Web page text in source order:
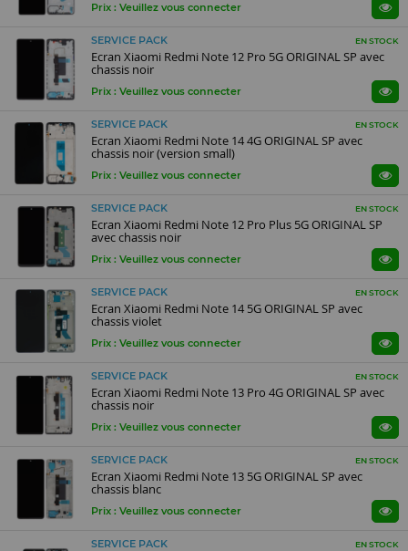
Prix : Veuillez vous connecter
SERVICE PACK EN STOCK
Ecran Xiaomi Redmi Note 12 Pro 5G ORIGINAL SP avec
chassis noir
Prix : Veuillez vous connecter
SERVICE PACK EN STOCK
Ecran Xiaomi Redmi Note 14 4G ORIGINAL SP avec
chassis noir (version small)
Prix : Veuillez vous connecter
SERVICE PACK EN STOCK
Ecran Xiaomi Redmi Note 12 Pro Plus 5G ORIGINAL SP
avec chassis noir
Prix : Veuillez vous connecter
SERVICE PACK EN STOCK
Ecran Xiaomi Redmi Note 14 5G ORIGINAL SP avec
chassis violet
Prix : Veuillez vous connecter
SERVICE PACK EN STOCK
Ecran Xiaomi Redmi Note 13 Pro 4G ORIGINAL SP avec
chassis noir
Prix : Veuillez vous connecter
SERVICE PACK EN STOCK
Ecran Xiaomi Redmi Note 13 5G ORIGINAL SP avec
chassis blanc
Prix : Veuillez vous connecter
SERVICE PACK EN STOCK